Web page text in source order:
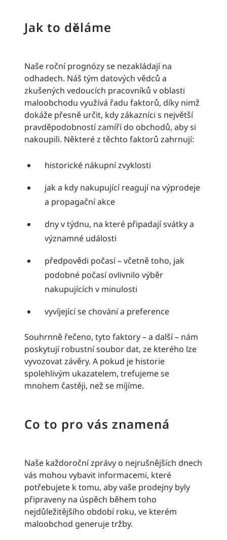
Jak to děláme
Naše roční prognózy se nezakládají na
odhadech. Náš tým datových vědců a
zkušených vedoucích pracovníků v oblasti
maloobchodu využívá řadu faktorů, díky nimž
dokáže přesně určit, kdy zákazníci s největší
pravděpodobností zamíří do obchodů, aby si
nakoupili. Některé z těchto faktorů zahrnují:
historické nákupní zvyklosti
jak a kdy nakupující reagují na výprodeje
a propagační akce
dny v týdnu, na které připadají svátky a
významné události
předpovědi počasí – včetně toho, jak
podobné počasí ovlivnilo výběr
nakupujících v minulosti
vyvíjející se chování a preference
Souhrnně řečeno, tyto faktory – a další – nám
poskytují robustní soubor dat, ze kterého lze
vyvozovat závěry. A pokud je historie
spolehlivým ukazatelem, trefujeme se
mnohem častěji, než se míjíme.
Co to pro vás znamená
Naše každoroční zprávy o nejrušnějších dnech
vás mohou vybavit informacemi, které
potřebujete k tomu, aby vaše prodejny byly
připraveny na úspěch během toho
nejdůležitějšího období roku, ve kterém
maloobchod generuje tržby.